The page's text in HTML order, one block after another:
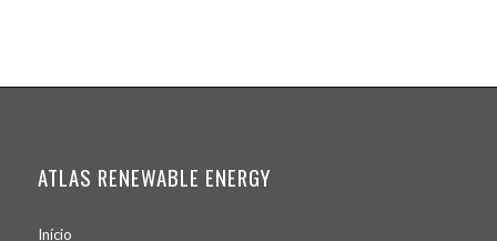
ATLAS RENEWABLE ENERGY
Início